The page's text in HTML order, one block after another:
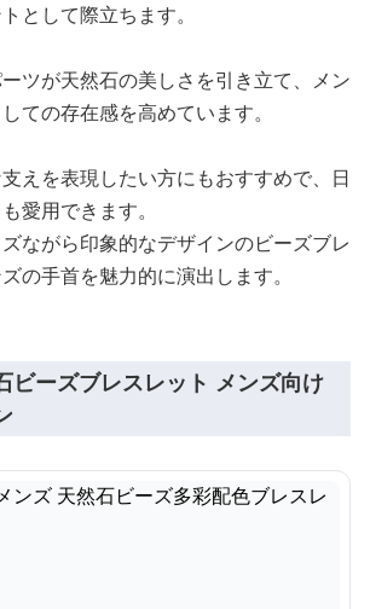
として際立ちます。
ツが天然石の美しさを引き立て、メン
ての存在感を高めています。
えを表現したい方にもおすすめで、日
愛用できます。
ながら印象的なデザインのビーズブレ
の手首を魅力的に演出します。
ビーズブレスレット メンズ向け